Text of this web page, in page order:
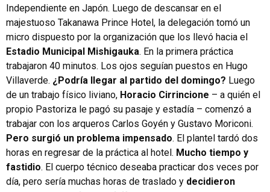
Independiente en Japón. Luego de descansar en el
majestuoso Takanawa Prince Hotel, la delegación tomó un
micro dispuesto por la organización que los llevó hacia el
Estadio Municipal Mishigauka. En la primera práctica
trabajaron 40 minutos. Los ojos seguían puestos en Hugo
Villaverde. ¿Podría llegar al partido del domingo? Luego
de un trabajo físico liviano, Horacio Cirrincione – a quién el
propio Pastoriza le pagó su pasaje y estadía – comenzó a
trabajar con los arqueros Carlos Goyén y Gustavo Moriconi.
Pero surgió un problema impensado. El plantel tardó dos
horas en regresar de la práctica al hotel. Mucho tiempo y
fastidio. El cuerpo técnico deseaba practicar dos veces por
día, pero sería muchas horas de traslado y decidieron